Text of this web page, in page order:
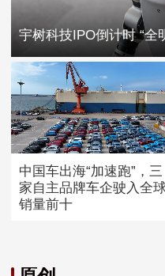
宇树科技IPO倒计时 “全
中国车出海“加速跑”，三
家自主品牌车企驶入全
销量前十